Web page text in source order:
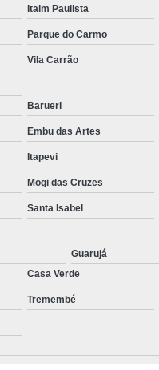
Itaim Paulista
Parque do Carmo
Vila Carrão
Barueri
Embu das Artes
Itapevi
Mogi das Cruzes
Santa Isabel
Guarujá
Casa Verde
Tremembé